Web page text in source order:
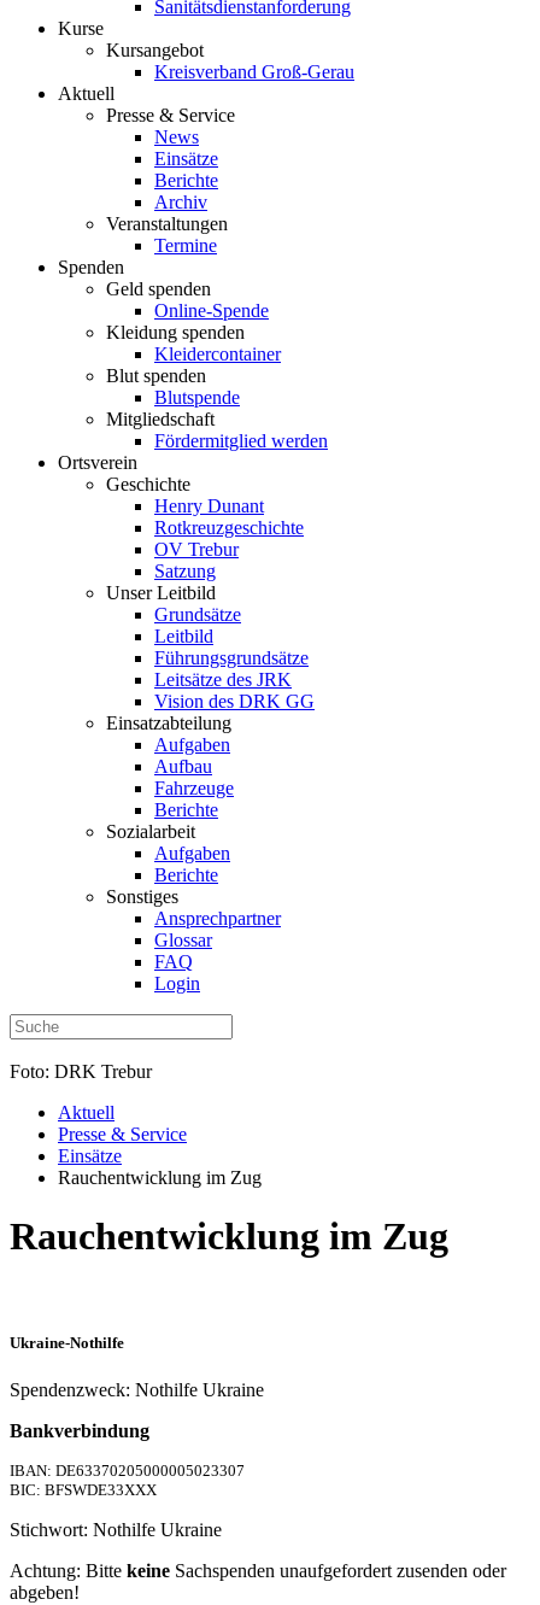
Sanitätsdienstanforderung
Kurse
Kursangebot
Kreisverband Groß-Gerau
Aktuell
Presse & Service
News
Einsätze
Berichte
Archiv
Veranstaltungen
Termine
Spenden
Geld spenden
Online-Spende
Kleidung spenden
Kleidercontainer
Blut spenden
Blutspende
Mitgliedschaft
Fördermitglied werden
Ortsverein
Geschichte
Henry Dunant
Rotkreuzgeschichte
OV Trebur
Satzung
Unser Leitbild
Grundsätze
Leitbild
Führungsgrundsätze
Leitsätze des JRK
Vision des DRK GG
Einsatzabteilung
Aufgaben
Aufbau
Fahrzeuge
Berichte
Sozialarbeit
Aufgaben
Berichte
Sonstiges
Ansprechpartner
Glossar
FAQ
Login
Foto: DRK Trebur
Aktuell
Presse & Service
Einsätze
Rauchentwicklung im Zug
Rauchentwicklung im Zug
Ukraine-Nothilfe
Spendenzweck: Nothilfe Ukraine
Bankverbindung
IBAN: DE63370205000005023307
BIC: BFSWDE33XXX
Stichwort: Nothilfe Ukraine
Achtung: Bitte keine Sachspenden unaufgefordert zusenden oder
abgeben!